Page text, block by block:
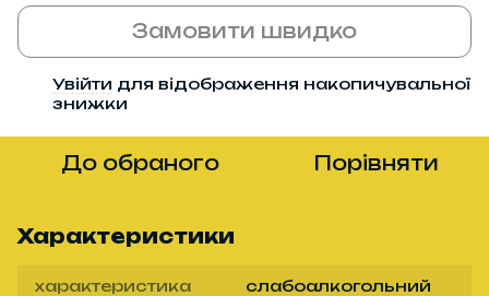
Замовити швидко
Увійти для відображення накопичувальної
знижки
До обраного Порівняти
Характеристики
характеристика слабоалкогольний